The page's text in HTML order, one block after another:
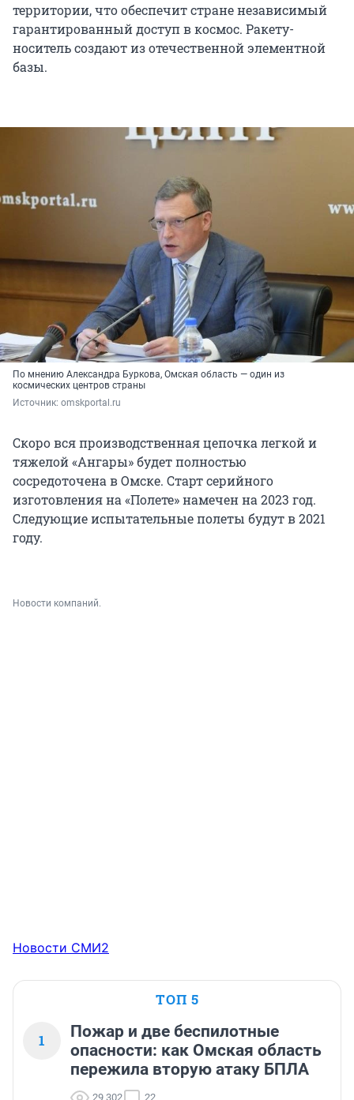
территории, что обеспечит стране независимый
гарантированный доступ в космос. Ракету-
носитель создают из отечественной элементной
базы.
По мнению Александра Буркова, Омская область — один из
космических центров страны
Источник: omskportal.ru
Скоро вся производственная цепочка легкой и
тяжелой «Ангары» будет полностью
сосредоточена в Омске. Старт серийного
изготовления на «Полете» намечен на 2023 год.
Следующие испытательные полеты будут в 2021
году.
Новости компаний.
Новости СМИ2
ТОП 5
1
Пожар и две беспилотные
опасности: как Омская область
пережила вторую атаку БПЛА
29 302 22